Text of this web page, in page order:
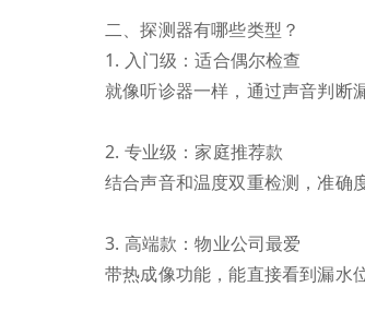
二、探测器有哪些类型？
1. 入门级：适合偶尔检查
就像听诊器一样，通过声音判断
2. 专业级：家庭推荐款
结合声音和温度双重检测，准确
3. 高端款：物业公司最爱
带热成像功能，能直接看到漏水